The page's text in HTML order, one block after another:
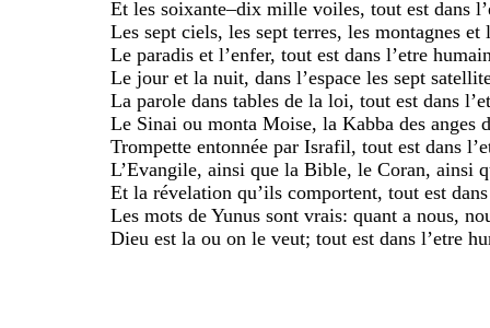
Et les soixante–dix mille voiles, tout est dans
Les sept ciels, les sept terres, les montagnes et
Le paradis et l’enfer, tout est dans l’etre
Le jour et la nuit, dans l’espace les sept
La parole dans tables de la loi, tout est dans
Le Sinai ou monta Moise, la Kabba des anges
Trompette entonnée par Israfil, tout est dans
L’Evangile, ainsi que la Bible, le Coran, ainsi
Et la révelation qu’ils comportent, tout est
Les mots de Yunus sont vrais: quant a nous,
Dieu est la ou on le veut; tout est dans l’etre